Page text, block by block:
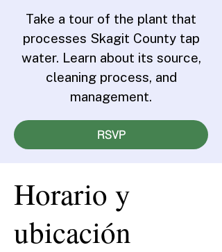
Take a tour of the plant that
processes Skagit County tap
water. Learn about its source,
cleaning process, and
management.
RSVP
Horario y
ubicación